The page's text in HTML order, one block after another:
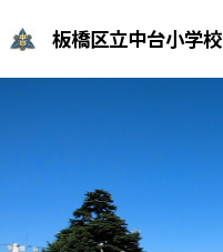
板橋区立中台小学校